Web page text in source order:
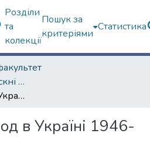
Розділи
та
колекції
Пошук за
критеріями
Статистика
Кваліфікаційні випускні роботи бакалаврів. Історичний факультет
Повоєнний голод в Україні 1946-1947 рр
в Україні 1946-